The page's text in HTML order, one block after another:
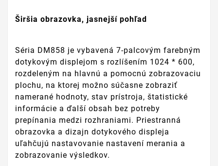
Širšia obrazovka, jasnejší pohľad
Séria DM858 je vybavená 7-palcovým farebným
dotykovým displejom s rozlíšením 1024 * 600,
rozdeleným na hlavnú a pomocnú zobrazovaciu
plochu, na ktorej možno súčasne zobraziť
namerané hodnoty, stav prístroja, štatistické
informácie a ďalší obsah bez potreby
prepínania medzi rozhraniami. Priestranná
obrazovka a dizajn dotykového displeja
uľahčujú nastavovanie nastavení merania a
zobrazovanie výsledkov.